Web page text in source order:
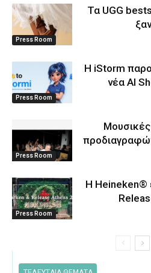
Press Room
Τα UGG
Press Room
Η iStorm
νέα AI
Press Room
Press Room
Η Heineken®